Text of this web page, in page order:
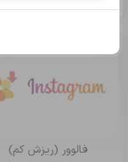
Telegram Member
فالوور (ریزش کم)